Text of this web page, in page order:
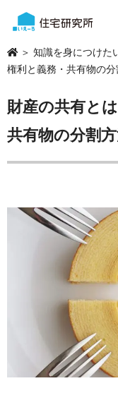
＞ 知識を身につけた
権利と義務・共有物の
財産の共有と
共有物の分割